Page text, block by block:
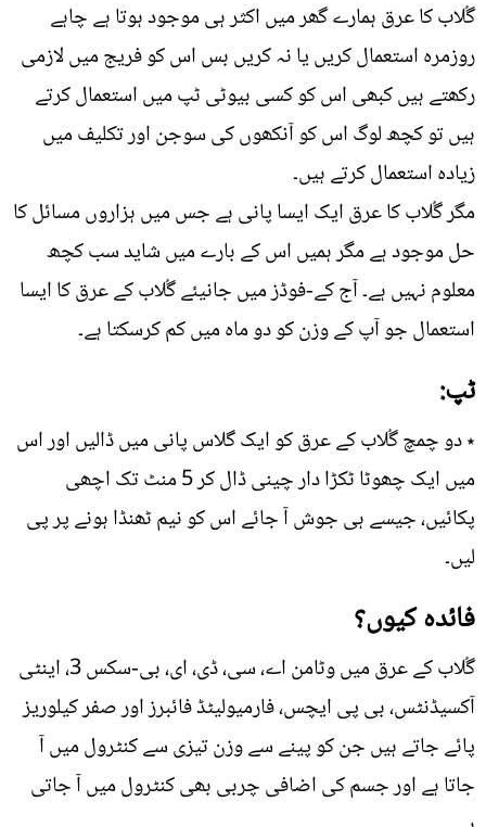
گُلاب کا عرق ہمارے گھر میں اکثر ہی موجود ہوتا ہے چاہے
روزمرہ استعمال کریں یا نہ کریں بس اس کو فریج میں لازمی
رکھتے ہیں کبھی اس کو کسی بیوٹی ٹپ میں استعمال کرتے
ہیں تو کچھ لوگ اس کو آنکھوں کی سوجن اور تکلیف میں
زیادہ استعمال کرتے ہیں۔
مگر گُلاب کا عرق ایک ایسا پانی ہے جس میں ہزاروں مسائل کا
حل موجود ہے مگر ہمیں اس کے بارے میں شاید سب کچھ
معلوم نہیں ہے۔ آج کے-فوڈز میں جانیئے گُلاب کے عرق کا ایسا
استعمال جو آپ کے وزن کو دو ماہ میں کم کرسکتا ہے۔
ٹپ:
٭ دو چمچ گُلاب کے عرق کو ایک گلاس پانی میں ڈالیں اور اس
میں ایک چھوٹا ٹکڑا دار چینی ڈال کر 5 منٹ تک اچھی
پکائیں، جیسے ہی جوش آ جائے اس کو نیم ٹھنڈا ہونے پر پی
لیں۔
فائدہ کیوں؟
گُلاب کے عرق میں وٹامن اے، سی، ڈی، ای، بی-سکس 3، اینٹی
آکسیڈنٹس، بی پی ایچس، فارمیولیٹڈ فائبرز اور صفر کیلوریز
پائے جاتے ہیں جن کو پینے سے وزن تیزی سے کنٹرول میں آ
جاتا ہے اور جسم کی اضافی چربی بھی کنٹرول میں آ جاتی